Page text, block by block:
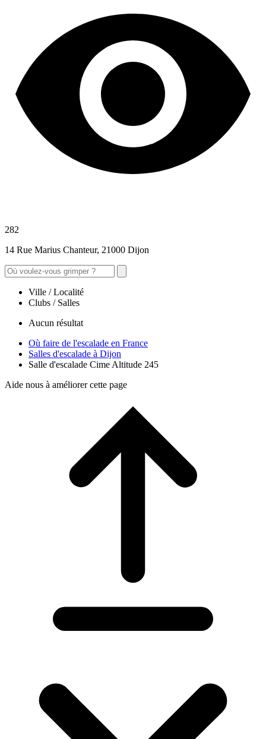
282
14 Rue Marius Chanteur, 21000 Dijon
Ville / Localité
Clubs / Salles
Aucun résultat
Où faire de l'escalade en France
Salles d'escalade à Dijon
Salle d'escalade Cime Altitude 245
Aide nous à améliorer cette page